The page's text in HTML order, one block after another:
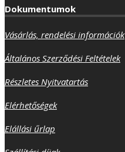
Dokumentumok
Vásárlás, rendelési információk
Általános Szerződési Feltételek
Részletes Nyitvatartás
Elérhetőségek
Elállási űrlap